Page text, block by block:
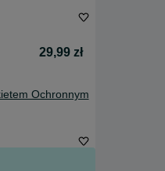
29,99 zł
Ochronnym